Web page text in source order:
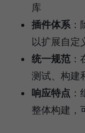
库
插件体系
以扩展自定
统一规范
测试、构建
响应特点
整体构建，